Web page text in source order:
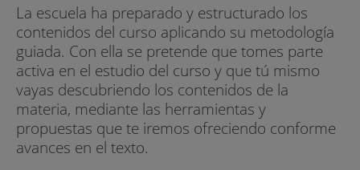
La escuela ha preparado y estructurado los
contenidos del curso aplicando su metodología
guiada. Con ella se pretende que tomes parte
activa en el estudio del curso y que tú mismo
vayas descubriendo los contenidos de la
materia, mediante las herramientas y
propuestas que te iremos ofreciendo conforme
avances en el texto.